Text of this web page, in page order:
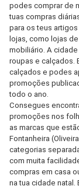
podes comprar de
tuas compras
para os teus
lojas, como lojas
mobiliário. A
roupas e calçados.
calçados e podes
promoções
todo o ano.
Consegues
promoções nos
as marcas que
Fontanheira
categorias
com muita
compras em casa
na tua cidade